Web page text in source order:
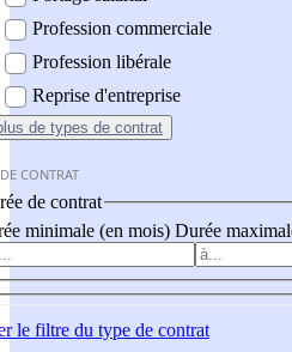
Profession commerciale
Profession libérale
Reprise d'entreprise
de types de contrat
CONTRAT
de contrat
minimale (en mois) Durée
le filtre du type de contrat